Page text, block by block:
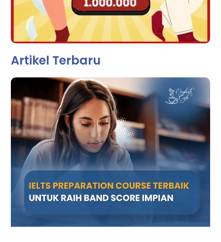
Artikel Terbaru